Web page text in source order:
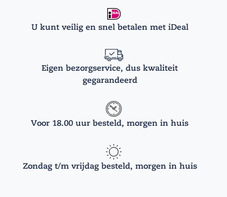
U kunt veilig en snel betalen met iDeal
Eigen bezorgservice, dus kwaliteit
gegarandeerd
Voor 18.00 uur besteld, morgen in huis
Zondag t/m vrijdag besteld, morgen in huis